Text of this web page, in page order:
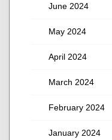
June 2024
May 2024
April 2024
March 2024
February 2024
January 2024